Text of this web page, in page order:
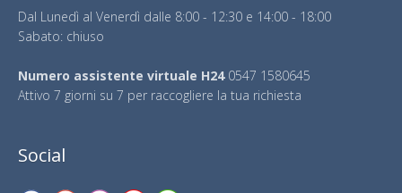
Dal Lunedì al Venerdì dalle 8:00 - 12:30 e 14:00 - 18:00
Sabato: chiuso
Numero assistente virtuale H240547 1580645
Attivo 7 giorni su 7 per raccogliere la tua richiesta
Social